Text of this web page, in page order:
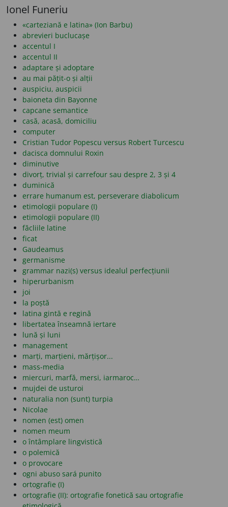
Ionel Funeriu
«carteziană e latina» (Ion Barbu)
abrevieri buclucașe
accentul I
accentul II
adaptare și adoptare
au mai pățit-o și alții
auspiciu, auspicii
baioneta din Bayonne
capcane semantice
casă, acasă, domiciliu
computer
Cristian Tudor Popescu versus Robert Turcescu
dacisca domnului Roxin
diminutive
divorț, trivial și carrefour sau despre 2, 3 și 4
duminică
errare humanum est, perseverare diabolicum
etimologii populare (I)
etimologii populare (II)
făcliile latine
ficat
Gaudeamus
germanisme
grammar nazi(s) versus idealul perfecțiunii
hiperurbanism
joi
la poștă
latina gintă e regină
libertatea înseamnă iertare
lună și luni
management
marți, marțieni, mărțișor...
mass-media
miercuri, marfă, mersi, iarmaroc…
mujdei de usturoi
naturalia non (sunt) turpia
Nicolae
nomen (est) omen
nomen meum
o întâmplare lingvistică
o polemică
o provocare
ogni abuso sará punito
ortografie (I)
ortografie (II): ortografie fonetică sau ortografie